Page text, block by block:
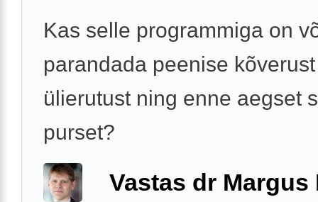
Kas selle programmiga on
parandada peenise
ülierutust ning enne aegset
purset?
Vastas dr Margus